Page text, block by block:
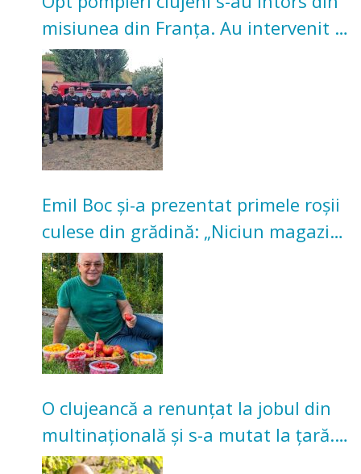
misiunea din Franța. Au intervenit la
incendii de vegetație și pădure
Emil Boc și-a prezentat primele roșii
culese din grădină: „Niciun magazin
nu poate oferi această satisfacție”
O clujeancă a renunțat la jobul din
multinațională și s-a mutat la țară.
Acum cultivă legume în grădina